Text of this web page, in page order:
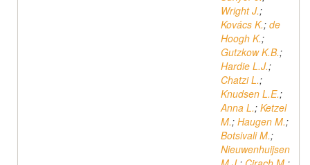
Wright J.;
Kovács K.; de
Hoogh K.;
Gutzkow K.B.;
Hardie L.J.;
Chatzi L.;
Knudsen L.E.;
Anna L.; Ketzel
M.; Haugen M.;
Botsivali M.;
Nieuwenhuijsen